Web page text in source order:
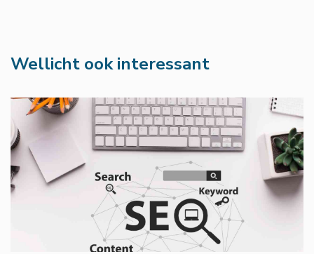
Wellicht ook interessant